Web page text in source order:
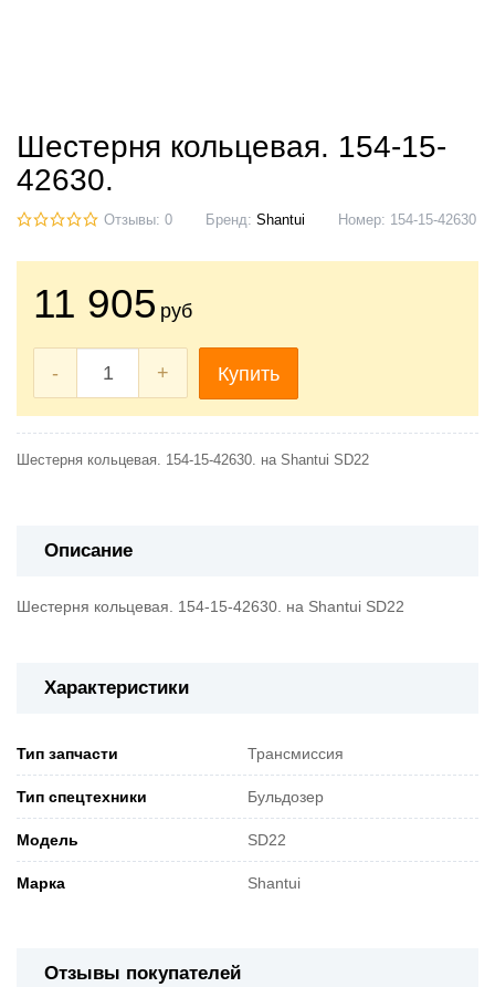
Шестерня кольцевая. 154-15-
42630.
Отзывы: 0 Бренд: Shantui Номер: 154-15-42630
11 905 руб
- + Купить
Шестерня кольцевая. 154-15-42630. на Shantui SD22
Описание
Шестерня кольцевая. 154-15-42630. на Shantui SD22
Характеристики
Тип запчасти Трансмиссия
Тип спецтехники Бульдозер
Модель SD22
Марка Shantui
Отзывы покупателей